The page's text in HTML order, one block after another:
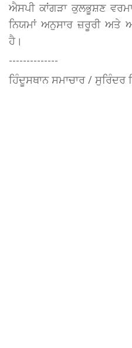
ਐਸਪੀ ਕਾਂਗੜਾ ਕੁਲਭੂਸ਼ਣ
ਨਿਯਮਾਂ ਅਨੁਸਾਰ ਜ਼ਰੂਰੀ ਅਤੇ
ਹੈ।
--------------
ਹਿੰਦੂਸਥਾਨ ਸਮਾਚਾਰ / ਸੁਰਿੰਦਰ